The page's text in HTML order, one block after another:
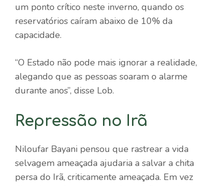
um ponto crítico neste inverno, quando os
reservatórios caíram abaixo de 10% da
capacidade.
“O Estado não pode mais ignorar a realidade,
alegando que as pessoas soaram o alarme
durante anos”, disse Lob.
Repressão no Irã
Niloufar Bayani pensou que rastrear a vida
selvagem ameaçada ajudaria a salvar a chita
persa do Irã, criticamente ameaçada. Em vez